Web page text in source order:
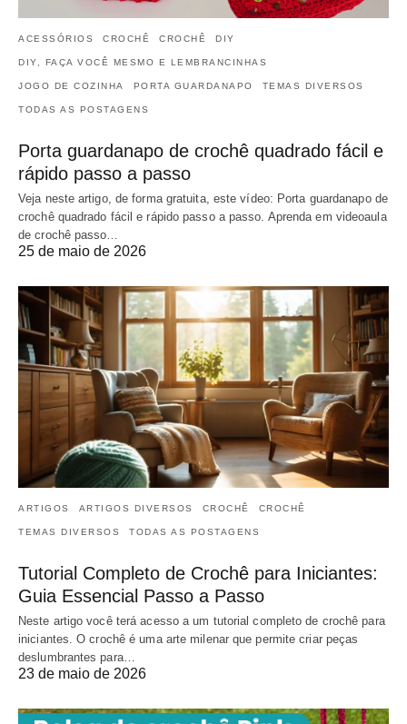
ACESSÓRIOS CROCHÊ CROCHÊ DIY
DIY, FAÇA VOCÊ MESMO E LEMBRANCINHAS
JOGO DE COZINHA PORTA GUARDANAPO TEMAS DIVERSOS
TODAS AS POSTAGENS
Porta guardanapo de crochê quadrado fácil e
rápido passo a passo
Veja neste artigo, de forma gratuita, este vídeo: Porta guardanapo de
crochê quadrado fácil e rápido passo a passo. Aprenda em videoaula
de crochê passo…
25 de maio de 2026
ARTIGOS ARTIGOS DIVERSOS CROCHÊ CROCHÊ
TEMAS DIVERSOS TODAS AS POSTAGENS
Tutorial Completo de Crochê para Iniciantes:
Guia Essencial Passo a Passo
Neste artigo você terá acesso a um tutorial completo de crochê para
iniciantes. O crochê é uma arte milenar que permite criar peças
deslumbrantes para…
23 de maio de 2026